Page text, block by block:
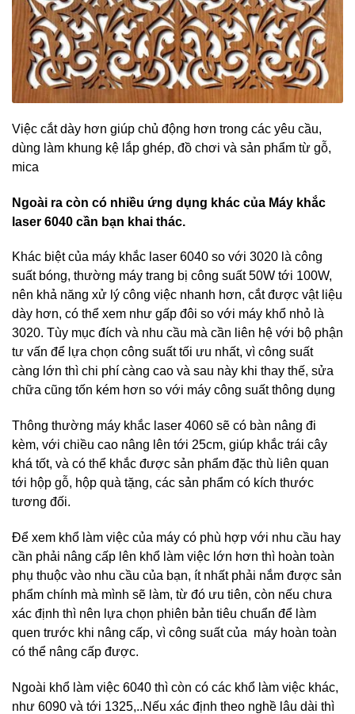
Việc cắt dày hơn giúp chủ động hơn trong các yêu cầu,
dùng làm khung kệ lắp ghép, đồ chơi và sản phẩm từ gỗ,
mica
Ngoài ra còn có nhiều ứng dụng khác của Máy khắc
laser 6040 cần bạn khai thác.
Khác biệt của máy khắc laser 6040 so với 3020 là công
suất bóng, thường máy trang bị công suất 50W tới 100W,
nên khả năng xử lý công việc nhanh hơn, cắt được vật liệu
dày hơn, có thể xem như gấp đôi so với máy khổ nhỏ là
3020. Tùy mục đích và nhu cầu mà cần liên hệ với bộ phận
tư vấn để lựa chọn công suất tối ưu nhất, vì công suất
càng lớn thì chi phí càng cao và sau này khi thay thế, sửa
chữa cũng tốn kém hơn so với máy công suất thông dụng
Thông thường máy khắc laser 4060 sẽ có bàn nâng đi
kèm, với chiều cao nâng lên tới 25cm, giúp khắc trái cây
khá tốt, và có thể khắc được sản phẩm đặc thù liên quan
tới hộp gỗ, hộp quà tặng, các sản phẩm có kích thước
tương đối.
Để xem khổ làm việc của máy có phù hợp với nhu cầu hay
cần phải nâng cấp lên khổ làm việc lớn hơn thì hoàn toàn
phụ thuộc vào nhu cầu của bạn, ít nhất phải nắm được sản
phẩm chính mà mình sẽ làm, từ đó ưu tiên, còn nếu chưa
xác định thì nên lựa chọn phiên bản tiêu chuẩn để làm
quen trước khi nâng cấp, vì công suất của máy hoàn toàn
có thể nâng cấp được.
Ngoài khổ làm việc 6040 thì còn có các khổ làm việc khác,
như 6090 và tới 1325,..Nếu xác định theo nghề lâu dài thì